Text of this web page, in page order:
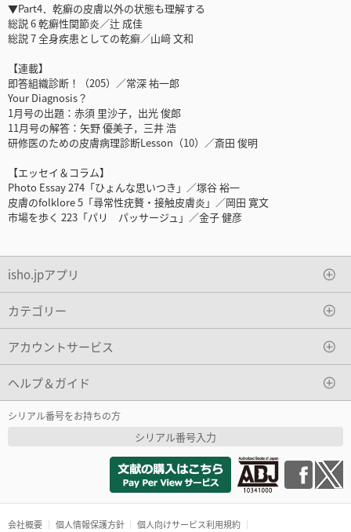
▼Part4．乾癬の皮膚以外の状態も理解する
総説 6 乾癬性関節炎／辻 成佳
総説 7 全身疾患としての乾癬／山﨑 文和
【連載】
即答組織診断！（205）／常深 祐一郎
Your Diagnosis？
1月号の出題：赤須 里沙子，出光 俊郎
11月号の解答：矢野 優美子，三井 浩
研修医のための皮膚病理診断Lesson（10）／斎田 俊明
【エッセイ＆コラム】
Photo Essay 274「ひょんな思いつき」／塚谷 裕一
皮膚のfolklore 5「尋常性疣贅・接触皮膚炎」／岡田 寛文
市場を歩く 223「パリ パッサージュ」／金子 健彦
isho.jpアプリ
カテゴリー
アカウントサービス
ヘルプ＆ガイド
シリアル番号をお持ちの方
シリアル番号入力
会社概要 個人情報保護方針 個人向けサービス利用規約